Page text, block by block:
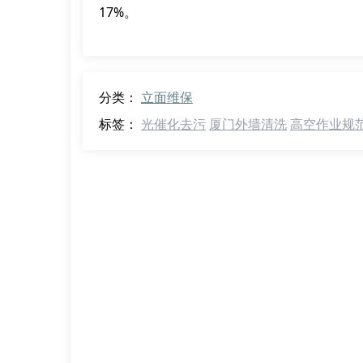
17%。
分类： 立面维保
标签： 光催化去污 厦门外墙清洗高空作业规